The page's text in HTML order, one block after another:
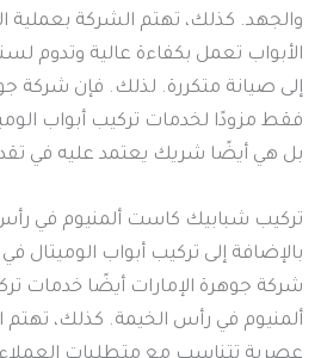
والجهد. كذلك، تهتم الشركة بعملية
الأبواب تعمل بكفاءة عالية وتدوم
إلى صيانة متكررة. لذلك. فإن شركة
فقط مزودًا لخدمات تركيب أبواب
بل هي أيضًا شريك يعتمد عليه في
تركيب شبابيك كاست ألمنيوم في
بالإضافة إلى تركيب أبواب الوميتال
شركة جوهرة الإمارات أيضًا خدمات
ألمنيوم في رأس الخيمة. كذلك، تهتم